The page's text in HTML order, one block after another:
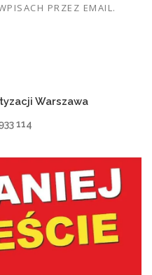
PRZEZ EMAIL.
Warszawa
114